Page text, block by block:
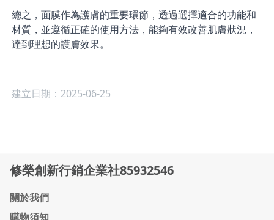
總之，面膜作為護膚的重要環節，透過選擇適合的功能和
材質，並遵循正確的使用方法，能夠有效改善肌膚狀況，
達到理想的護膚效果。
建立日期：2025-06-25
修榮創新行銷企業社85932546
關於我們
購物須知